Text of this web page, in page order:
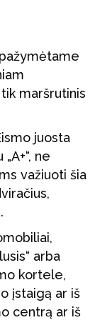
tik maršrutinis
juosta
ne
važiuoti šia
arba
kortele,
įstaigą ar iš
centrą ar iš